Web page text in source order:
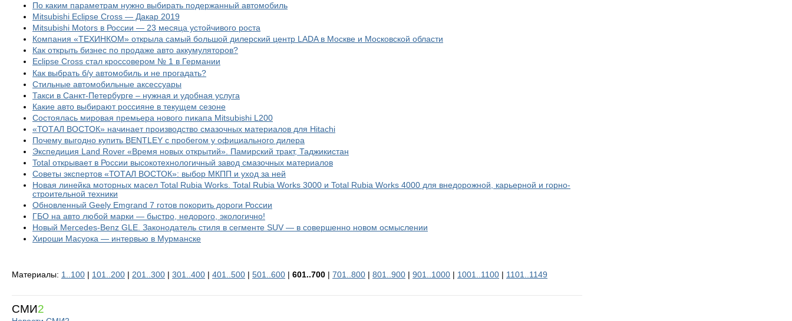
По каким параметрам нужно выбирать подержанный автомобиль
Mitsubishi Eclipse Cross — Дакар 2019
Mitsubishi Motors в России — 23 месяца устойчивого роста
Компания «ТЕХИНКОМ» открыла самый большой дилерский центр LADA в Москве и Московской области
Как открыть бизнес по продаже авто аккумуляторов?
Eclipse Cross стал кроссовером № 1 в Германии
Как выбрать б/у автомобиль и не прогадать?
Стильные автомобильные аксессуары
Такси в Санкт-Петербурге – нужная и удобная услуга
Какие авто выбирают россияне в текущем сезоне
Состоялась мировая премьера нового пикапа Mitsubishi L200
«ТОТАЛ ВОСТОК» начинает производство смазочных материалов для Hitachi
Почему выгодно купить BENTLEY с пробегом у официального дилера
Экспедиция Land Rover «Время новых открытий». Памирский тракт, Таджикистан
Total открывает в России высокотехнологичный завод смазочных материалов
Советы экспертов «ТОТАЛ ВОСТОК»: выбор МКПП и уход за ней
Новая линейка моторных масел Total Rubia Works. Total Rubia Works 3000 и Total Rubia Works 4000 для внедорожной, карьерной и горно-
строительной техники
Обновленный Geely Emgrand 7 готов покорить дороги России
ГБО на авто любой марки — быстро, недорого, экологично!
Новый Mercedes-Benz GLE. Законодатель стиля в сегменте SUV — в совершенно новом осмыслении
Хироши Масуока — интервью в Мурманске
Материалы: 1..100 101..200 201..300 301..400 401..500 501..600 601..700 701..800 801..900 901..1000 1001..1100 1101..1149
СМИ2